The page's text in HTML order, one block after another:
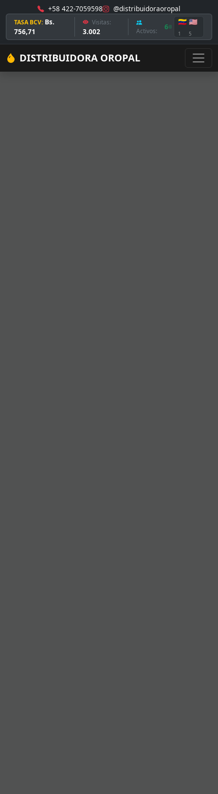
+58 422-7059598 @distribuidoraoropal
TASA BCV: Bs.
756,71
Visitas:
3.002 Activos: 6
🇻🇪
1
🇺🇸
5
DISTRIBUIDORA OROPAL